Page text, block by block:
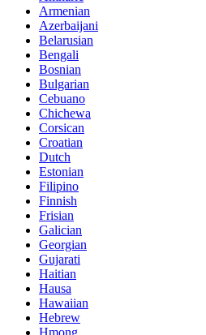
Armenian
Azerbaijani
Belarusian
Bengali
Bosnian
Bulgarian
Cebuano
Chichewa
Corsican
Croatian
Dutch
Estonian
Filipino
Finnish
Frisian
Galician
Georgian
Gujarati
Haitian
Hausa
Hawaiian
Hebrew
Hmong